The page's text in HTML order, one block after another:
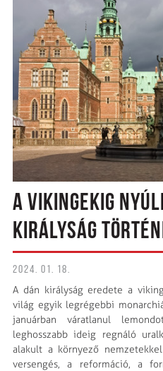
A VIKINGEKIG
KIRÁLYSÁG
2024. 01. 18.
A dán királyság eredete a
világ egyik legrégebbi
januárban váratlanul
leghosszabb ideig regnáló
alakult a környező
versengés, a reformáció, a